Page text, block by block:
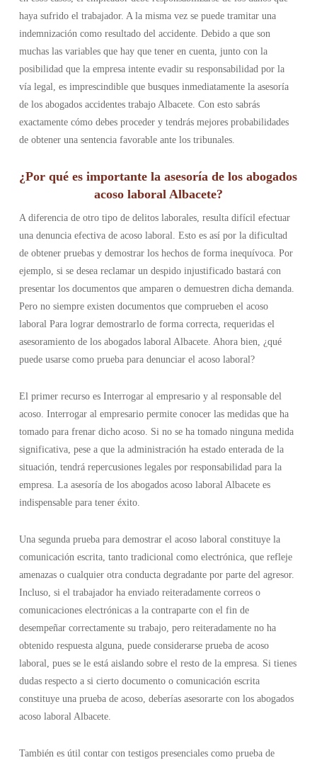
haya sufrido el trabajador. A la misma vez se puede tramitar una
indemnización como resultado del accidente. Debido a que son
muchas las variables que hay que tener en cuenta, junto con la
posibilidad que la empresa intente evadir su responsabilidad por la
vía legal, es imprescindible que busques inmediatamente la asesoría
de los abogados accidentes trabajo Albacete. Con esto sabrás
exactamente cómo debes proceder y tendrás mejores probabilidades
de obtener una sentencia favorable ante los tribunales.
¿Por qué es importante la asesoría de los abogados
acoso laboral Albacete?
A diferencia de otro tipo de delitos laborales, resulta difícil efectuar
una denuncia efectiva de acoso laboral. Esto es así por la dificultad
de obtener pruebas y demostrar los hechos de forma inequívoca. Por
ejemplo, si se desea reclamar un despido injustificado bastará con
presentar los documentos que amparen o demuestren dicha demanda.
Pero no siempre existen documentos que comprueben el acoso
laboral Para lograr demostrarlo de forma correcta, requeridas el
asesoramiento de los abogados laboral Albacete. Ahora bien, ¿qué
puede usarse como prueba para denunciar el acoso laboral?
El primer recurso es Interrogar al empresario y al responsable del
acoso. Interrogar al empresario permite conocer las medidas que ha
tomado para frenar dicho acoso. Si no se ha tomado ninguna medida
significativa, pese a que la administración ha estado enterada de la
situación, tendrá repercusiones legales por responsabilidad para la
empresa. La asesoría de los abogados acoso laboral Albacete es
indispensable para tener éxito.
Una segunda prueba para demostrar el acoso laboral constituye la
comunicación escrita, tanto tradicional como electrónica, que refleje
amenazas o cualquier otra conducta degradante por parte del agresor.
Incluso, si el trabajador ha enviado reiteradamente correos o
comunicaciones electrónicas a la contraparte con el fin de
desempeñar correctamente su trabajo, pero reiteradamente no ha
obtenido respuesta alguna, puede considerarse prueba de acoso
laboral, pues se le está aislando sobre el resto de la empresa. Si tienes
dudas respecto a si cierto documento o comunicación escrita
constituye una prueba de acoso, deberías asesorarte con los abogados
acoso laboral Albacete.
También es útil contar con testigos presenciales como prueba de